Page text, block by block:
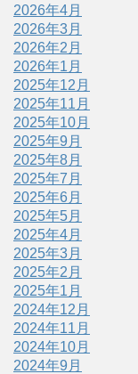
2026年4月
2026年3月
2026年2月
2026年1月
2025年12月
2025年11月
2025年10月
2025年9月
2025年8月
2025年7月
2025年6月
2025年5月
2025年4月
2025年3月
2025年2月
2025年1月
2024年12月
2024年11月
2024年10月
2024年9月